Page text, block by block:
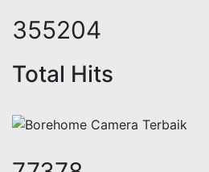
433349
Total Hits